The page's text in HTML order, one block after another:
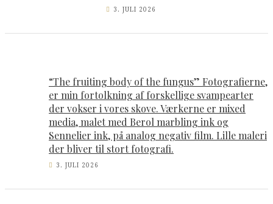
3. JULI 2026
“The fruiting body of the fungus” Fotografierne,
er min fortolkning af forskellige svampearter
der vokser i vores skove. Værkerne er mixed
media, malet med Berol marbling ink og
Sennelier ink, på analog negativ film. Lille maleri
der bliver til stort fotografi.
3. JULI 2026